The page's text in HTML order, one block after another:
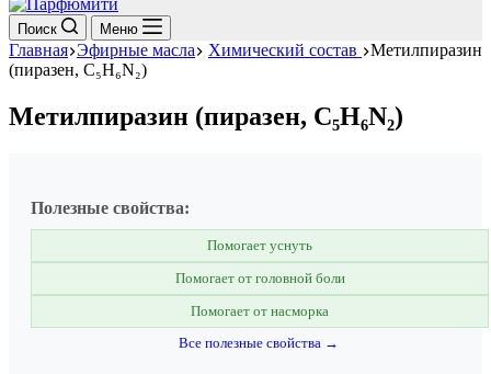
Поиск Меню
Главная Эфирные масла Химический состав
Метилпиразин
(пиразен, C₅H₆N₂)
Метилпиразин (пиразен, C₅H₆N₂)
Полезные свойства:
Помогает уснуть
Помогает от головной боли
Помогает от насморка
Все полезные свойства →